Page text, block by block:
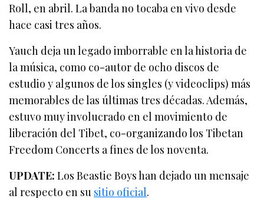
Roll, en abril. La banda no tocaba en vivo desde
hace casi tres años.
Yauch deja un legado imborrable en la historia de
la música, como co-autor de ocho discos de
estudio y algunos de los singles (y videoclips) más
memorables de las últimas tres décadas. Además,
estuvo muy involucrado en el movimiento de
liberación del Tibet, co-organizando los Tibetan
Freedom Concerts a fines de los noventa.
UPDATE: Los Beastie Boys han dejado un mensaje
al respecto en su sitio oficial.